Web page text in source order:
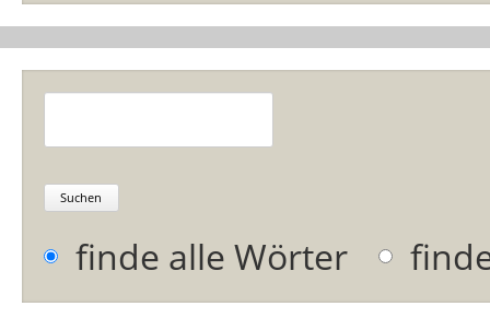
Suchen
Optionen
finde alle Wörter